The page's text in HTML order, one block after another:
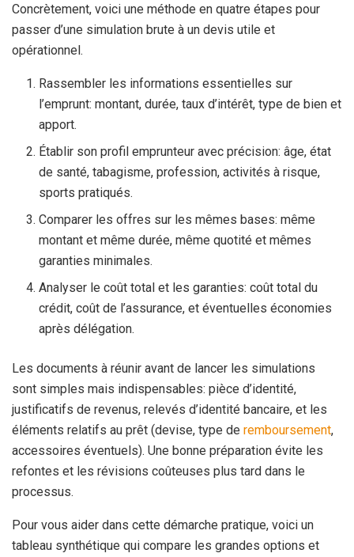
Concrètement, voici une méthode en quatre étapes pour
passer d’une simulation brute à un devis utile et
opérationnel.
Rassembler les informations essentielles sur
l’emprunt: montant, durée, taux d’intérêt, type de bien et
apport.
Établir son profil emprunteur avec précision: âge, état
de santé, tabagisme, profession, activités à risque,
sports pratiqués.
Comparer les offres sur les mêmes bases: même
montant et même durée, même quotité et mêmes
garanties minimales.
Analyser le coût total et les garanties: coût total du
crédit, coût de l’assurance, et éventuelles économies
après délégation.
Les documents à réunir avant de lancer les simulations
sont simples mais indispensables: pièce d’identité,
justificatifs de revenus, relevés d’identité bancaire, et les
éléments relatifs au prêt (devise, type de remboursement,
accessoires éventuels). Une bonne préparation évite les
refontes et les révisions coûteuses plus tard dans le
processus.
Pour vous aider dans cette démarche pratique, voici un
tableau synthétique qui compare les grandes options et